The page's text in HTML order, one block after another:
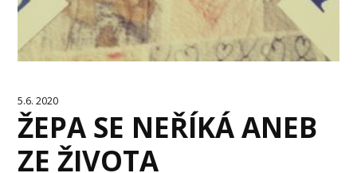
5.6. 2020
ŽEPA SE NEŘÍKÁ ANEB
ZE ŽIVOTA